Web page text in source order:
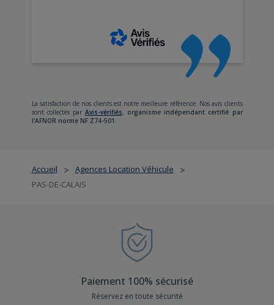
Accueil > Agences Location Véhicule >
PAS-DE-CALAIS
La satisfaction de nos clients est notre meilleure référence. Nos avis clients
sont collectés par Avis-vérifiés, organisme indépendant certifié par
l'AFNOR norme NF Z74-501.
Paiement 100% sécurisé
Réservez en toute sécurité